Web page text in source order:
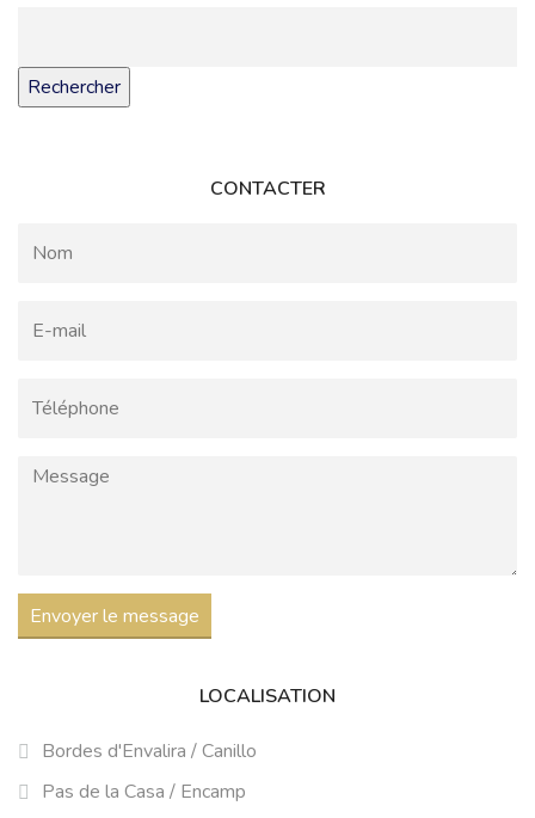
Rechercher
CONTACTER
Envoyer le message
LOCALISATION
Bordes d'Envalira / Canillo
Pas de la Casa / Encamp